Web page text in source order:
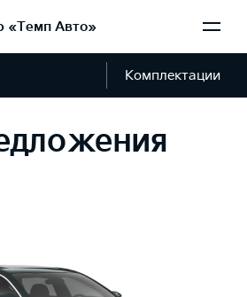
«Темп Авто»
Комплектации